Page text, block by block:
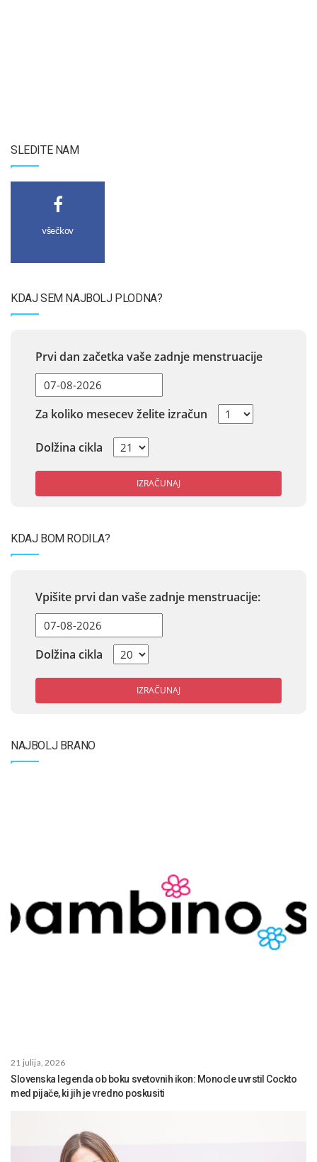
SLEDITE NAM
všečkov
KDAJ SEM NAJBOLJ PLODNA?
Prvi dan začetka vaše zadnje menstruacije
Za koliko mesecev želite izračun
Dolžina cikla
IZRAČUNAJ
KDAJ BOM RODILA?
Vpišite prvi dan vaše zadnje menstruacije:
Dolžina cikla
IZRAČUNAJ
NAJBOLJ BRANO
21 julija, 2026
Slovenska legenda ob boku svetovnih ikon: Monocle uvrstil Cockto
med pijače, ki jih je vredno poskusiti